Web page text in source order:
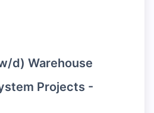
d) Warehouse
Projects -